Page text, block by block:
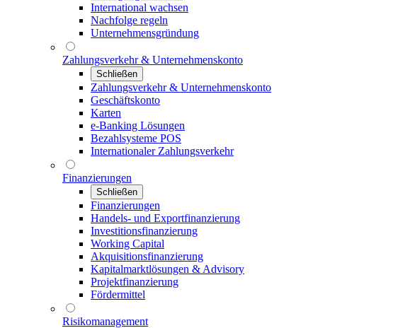
International wachsen
Nachfolge regeln
Unternehmensgründung
Zahlungsverkehr & Unternehmenskonto
Schließen
Zahlungsverkehr & Unternehmenskonto
Geschäftskonto
Karten
e-Banking Lösungen
Bezahlsysteme POS
Internationaler Zahlungsverkehr
Finanzierungen
Schließen
Finanzierungen
Handels- und Exportfinanzierung
Investitionsfinanzierung
Working Capital
Akquisitionsfinanzierung
Kapitalmarktlösungen & Advisory
Projektfinanzierung
Fördermittel
Risikomanagement